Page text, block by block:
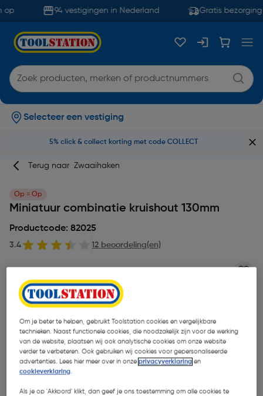
94 vestigingen in Nederland Gratis bezorging
Selecteer een vestiging
5% click & collect korting met code COLLECT
Terug naar Zwaaihaken
Op = Op
Miniatuur combinatie kruishout 130mm
Productcode: 82025
3.4 12 beoordeling(en)
Om je beter te helpen, gebruikt Toolstation cookies en vergelijkbare
technieken. Naast functionele cookies, die noodzakelijk zijn voor de werking
van de website, plaatsen wij ook analytische cookies om onze website
verder te verbeteren. Ook gebruiken wij cookies voor gepersonaliseerde
advertenties. Lees hier meer over in onzeprivacyverklaring en
cookieverklaring.
Als je op 'Akkoord' klikt, dan geef je ons toestemming om alle cookies te